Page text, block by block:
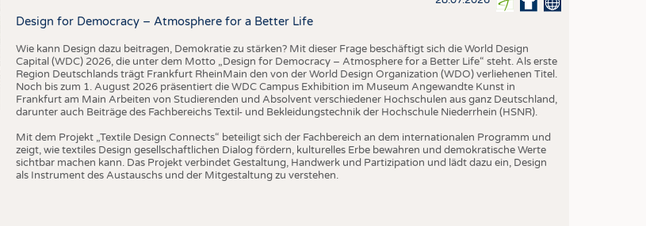
Design for Democracy – Atmosphere for a Better Life
Wie kann Design dazu beitragen, Demokratie zu stärken? Mit dieser Frage beschäftigt sich die World Design
Capital (WDC) 2026, die unter dem Motto „Design for Democracy – Atmosphere for a Better Life“ steht. Als erste
Region Deutschlands trägt Frankfurt RheinMain den von der World Design Organization (WDO) verliehenen Titel.
Noch bis zum 1. August 2026 präsentiert die WDC Campus Exhibition im Museum Angewandte Kunst in
Frankfurt am Main Arbeiten von Studierenden und Absolvent verschiedener Hochschulen aus ganz Deutschland,
darunter auch Beiträge des Fachbereichs Textil- und Bekleidungstechnik der Hochschule Niederrhein (HSNR).
Mit dem Projekt „Textile Design Connects“ beteiligt sich der Fachbereich an dem internationalen Programm und
zeigt, wie textiles Design gesellschaftlichen Dialog fördern, kulturelles Erbe bewahren und demokratische Werte
sichtbar machen kann. Das Projekt verbindet Gestaltung, Handwerk und Partizipation und lädt dazu ein, Design
als Instrument des Austauschs und der Mitgestaltung zu verstehen.